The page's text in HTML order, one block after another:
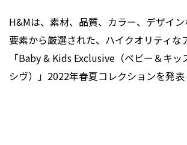
H&Mは、素材、品質、カラー、デザイ
要素から厳選された、ハイクオリティな
「Baby & Kids Exclusive（ベビー＆キッ
シヴ）」2022年春夏コレクションを発表